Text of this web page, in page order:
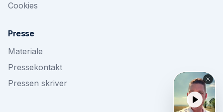
Cookies
Presse
Materiale
Pressekontakt
Pressen skriver